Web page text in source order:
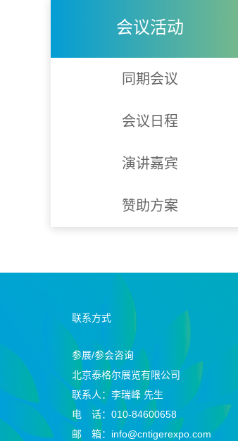
会议活动
同期会议
会议日程
演讲嘉宾
赞助方案
联系方式
参展/参会咨询
北京泰格尔展览有限公司
联系人：李瑞峰 先生
电 话：010-84600658
邮 箱：info@cntigerexpo.com